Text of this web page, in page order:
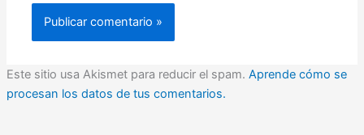
Este sitio usa Akismet para reducir el spam. Aprende cómo se
procesan los datos de tus comentarios.